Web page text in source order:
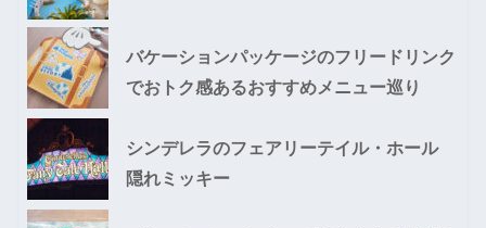
バケーションパッケージのフリードリンク
でおトク感あるおすすめメニュー巡り
シンデレラのフェアリーテイル・ホール
隠れミッキー